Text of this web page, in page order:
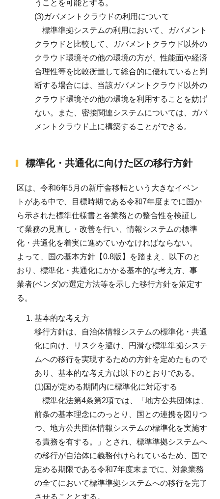
うことを可能とする。
(3)ガバメントクラウドの利用について
標準準拠システムの利用において、ガバメント
クラウドと比較して、ガバメントクラウド以外の
クラウド環境その他の環境の方が、性能面や経済
合理性等を比較衡量して総合的に優れていると判
断する場合には、当該ガバメントクラウド以外の
クラウド環境その他の環境を利用することを妨げ
ない。また、密接関連システムについては、ガバ
メントクラウド上に構築することができる。
標準化・共通化に向けた区の移行方針
区は、令和6年5月の新庁舎移転という大きなイベン
トがある中で、目標時期である令和7年度までに国か
ら示された標準仕様書と各業務との整合性を検証し
て業務の見直し・改善を行い、情報システムの標準
化・共通化を着実に進めていかなければならない。
よって、国の基本方針【0.8版】を踏まえ、以下のと
おり、標準化・共通化にかかる基本的な考え方、事
業者(ベンダ)の選定方法等を示した移行方針を策定す
る。
基本的な考え方
移行方針は、自治体情報システムの標準化・共通
化に向け、リスクを避け、円滑な標準準拠システ
ムへの移行を実現するための方針を定めたもので
あり、基本的な考え方は以下のとおりである。
(1)国が定める期間内に標準化に対応する
標準化法第4条第2項では、「地方公共団体は、
前条の基本理念にのっとり、国との連携を図りつ
つ、地方公共団体情報システムの標準化を実施す
る責務を有する。」とされ、標準準拠システムへ
の移行が自治体に義務付けられているため、国で
定める期限である令和7年度末までに、対象業務
の全てにおいて標準準拠システムへの移行を完了
させることとする。